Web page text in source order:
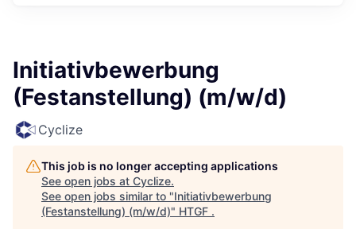
Initiativbewerbung
(Festanstellung) (m/w/d)
Cyclize
This job is no longer accepting applications
See open jobs at Cyclize.
See open jobs similar to "Initiativbewerbung
(Festanstellung) (m/w/d)" HTGF .